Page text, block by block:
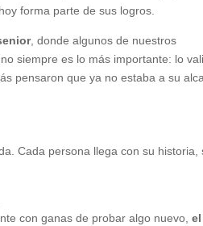
forma parte de sus logros.
, donde algunos de nuestros
siempre es lo más importante: lo
pensaron que ya no estaba a su
Cada persona llega con su historia,
con ganas de probar algo nuevo,el